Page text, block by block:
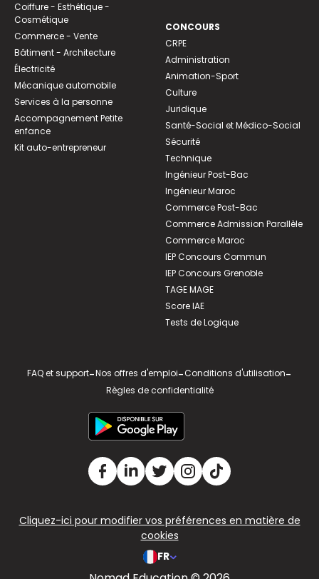
Coiffure - Esthétique -
Cosmétique
Commerce - Vente
Bâtiment - Architecture
Électricité
Mécanique automobile
Services à la personne
Accompagnement Petite
enfance
Kit auto-entrepreneur
CONCOURS
CRPE
Administration
Animation-Sport
Culture
Juridique
Santé-Social et Médico-Social
Sécurité
Technique
Ingénieur Post-Bac
Ingénieur Maroc
Commerce Post-Bac
Commerce Admission Parallèle
Commerce Maroc
IEP Concours Commun
IEP Concours Grenoble
TAGE MAGE
Score IAE
Tests de Logique
FAQ et support-Nos offres d'emploi-Conditions d'utilisation-
Règles de confidentialité
Cliquez-ici pour modifier vos préférences en matière de
cookies
FR